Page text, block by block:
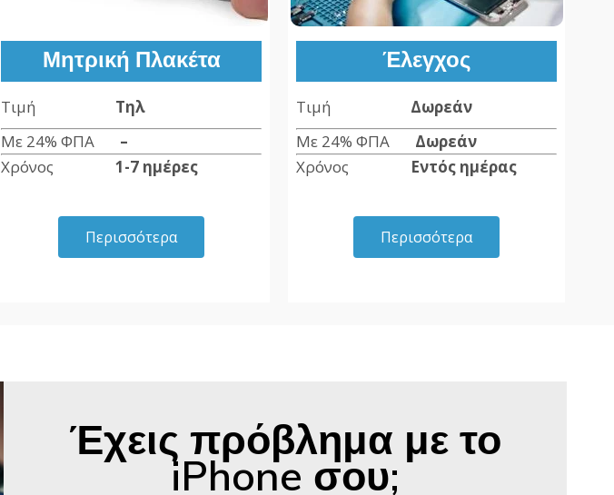
Μητρική Πλακέτα
Τιμή Τηλ
Με 24% ΦΠΑ –
Χρόνος 1-7 ημέρες
Περισσότερα
Έλεγχος
Τιμή Δωρεάν
Με 24% ΦΠΑ Δωρεάν
Χρόνος Εντός ημέρας
Περισσότερα
Έχεις πρόβλημα με το
iPhone σου;